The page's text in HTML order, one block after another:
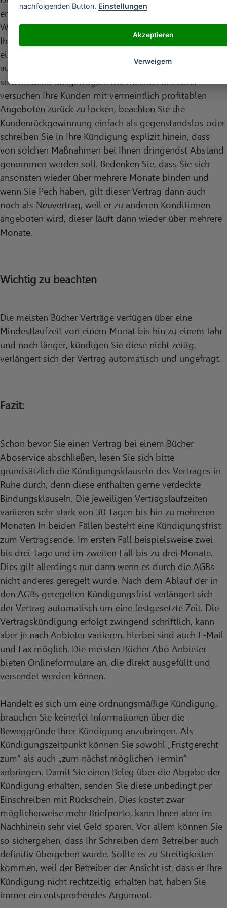
entnehmen zu welchem Termin der Vertrag endet. Des
Weiteren werden Sie darüber informiert, wie es sich mit
Ihrem Vertragskonto verhält. Sollte Ihr Vertragskonto
ein Minus aufweisen, müssen Sie dieses unbedingt
ausgleichen. Im besten Falle ist Ihr Kundenkonto
selbstredend ausgewogen. Die meisten Betreiber
versuchen Ihre Kunden mit vermeintlich profitablen
Angeboten zurück zu locken, beachten Sie die
Kundenrückgewinnung einfach als gegenstandslos oder
schreiben Sie in Ihre Kündigung explizit hinein, dass
von solchen Maßnahmen bei Ihnen dringendst Abstand
genommen werden soll. Bedenken Sie, dass Sie sich
ansonsten wieder über mehrere Monate binden und
wenn Sie Pech haben, gilt dieser Vertrag dann auch
noch als Neuvertrag, weil er zu anderen Konditionen
angeboten wird, dieser läuft dann wieder über mehrere
Monate.
Wichtig zu beachten
Die meisten Bücher Verträge verfügen über eine
Mindestlaufzeit von einem Monat bis hin zu einem Jahr
und noch länger, kündigen Sie diese nicht zeitig,
verlängert sich der Vertrag automatisch und ungefragt.
Fazit:
Schon bevor Sie einen Vertrag bei einem Bücher
Aboservice abschließen, lesen Sie sich bitte
grundsätzlich die Kündigungsklauseln des Vertrages in
Ruhe durch, denn diese enthalten gerne verdeckte
Bindungsklauseln. Die jeweiligen Vertragslaufzeiten
variieren sehr stark von 30 Tagen bis hin zu mehreren
Monaten In beiden Fällen besteht eine Kündigungsfrist
zum Vertragsende. Im ersten Fall beispielsweise zwei
bis drei Tage und im zweiten Fall bis zu drei Monate.
Dies gilt allerdings nur dann wenn es durch die AGBs
nicht anderes geregelt wurde. Nach dem Ablauf der in
den AGBs geregelten Kündigungsfrist verlängert sich
der Vertrag automatisch um eine festgesetzte Zeit. Die
Vertragskündigung erfolgt zwingend schriftlich, kann
aber je nach Anbieter variieren, hierbei sind auch E-Mail
und Fax möglich. Die meisten Bücher Abo Anbieter
bieten Onlineformulare an, die direkt ausgefüllt und
versendet werden können.
Handelt es sich um eine ordnungsmäßige Kündigung,
brauchen Sie keinerlei Informationen über die
Beweggründe Ihrer Kündigung anzubringen. Als
Kündigungszeitpunkt können Sie sowohl „Fristgerecht
zum“ als auch „zum nächst möglichen Termin“
anbringen. Damit Sie einen Beleg über die Abgabe der
Kündigung erhalten, senden Sie diese unbedingt per
Einschreiben mit Rückschein. Dies kostet zwar
möglicherweise mehr Briefporto, kann Ihnen aber im
Nachhinein sehr viel Geld sparen. Vor allem können Sie
so sichergehen, dass Ihr Schreiben dem Betreiber auch
definitiv übergeben wurde. Sollte es zu Streitigkeiten
kommen, weil der Betreiber der Ansicht ist, dass er Ihre
Kündigung nicht rechtzeitig erhalten hat, haben Sie
immer ein entsprechendes Argument.
nachfolgenden Button. Einstellungen
Akzeptieren
Verweigern